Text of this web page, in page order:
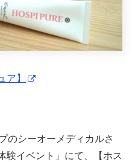
ア】
のシーオーメディカルさ
験イベント」にて、【ホス